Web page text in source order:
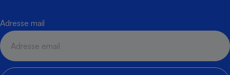
Adresse mail